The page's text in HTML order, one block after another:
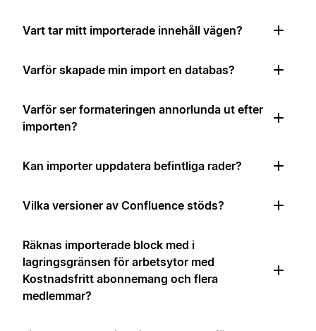
Vart tar mitt importerade innehåll vägen?
Varför skapade min import en databas?
Varför ser formateringen annorlunda ut efter
importen?
Kan importer uppdatera befintliga rader?
Vilka versioner av Confluence stöds?
Räknas importerade block med i
lagringsgränsen för arbetsytor med
Kostnadsfritt abonnemang och flera
medlemmar?